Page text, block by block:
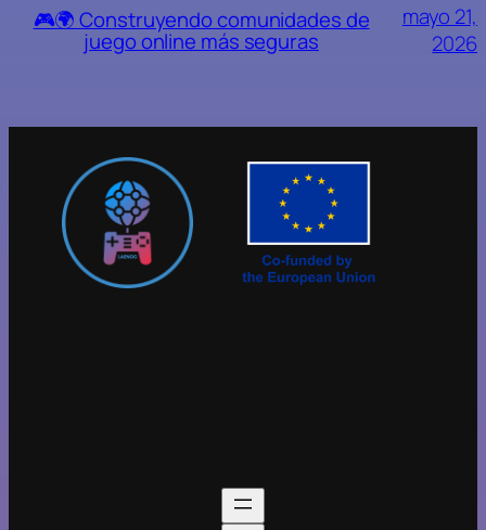
🎮🌍 Construyendo comunidades de
juego online más seguras
mayo 21,
2026